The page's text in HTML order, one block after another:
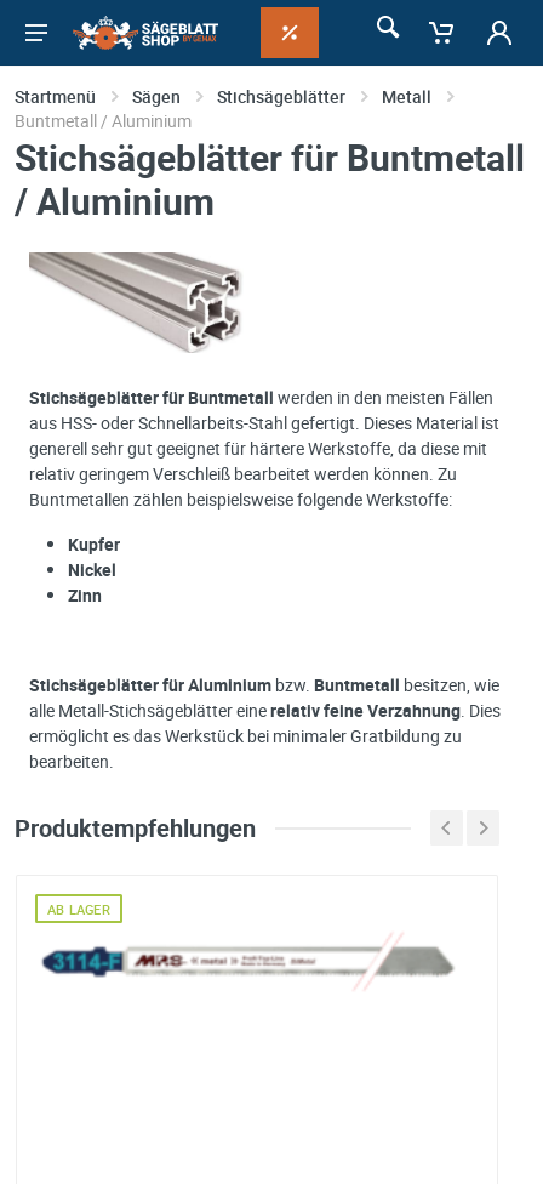
Startmenü Sägen Stichsägeblätter
Metall
Buntmetall / Aluminium
Stichsägeblätter für Buntmetall
/ Aluminium
Stichsägeblätter für Buntmetall werden in den meisten Fällen
aus HSS- oder Schnellarbeits-Stahl gefertigt. Dieses Material ist
generell sehr gut geeignet für härtere Werkstoffe, da diese mit
relativ geringem Verschleiß bearbeitet werden können. Zu
Buntmetallen zählen beispielsweise folgende Werkstoffe:
Kupfer
Nickel
Zinn
Stichsägeblätter für Aluminium bzw. Buntmetall besitzen, wie
alle Metall-Stichsägeblätter einerelativ feine Verzahnung. Dies
ermöglicht es das Werkstück bei minimaler Gratbildung zu
bearbeiten.
Produktempfehlungen
AB LAGER